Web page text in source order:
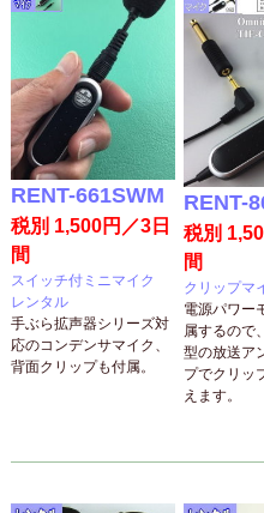
RENT-661SWM
税別 1,500円／3日
間
スイッチ付ミニマイク
レンタル
手ぶら拡声器シリーズ対
応のコンデンサマイク、
背面クリップも付属。
RENT-
税別
間
クリップ
電源パワー
属するので
型の放送ア
プでクリッ
えます。